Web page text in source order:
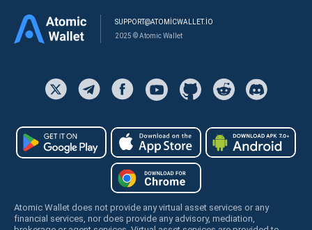
SUPPORT@ATOMICWALLET.IO
2025 © Atomic Wallet
Atomic Wallet does not provide any virtual asset services or any
financial services, nor does provide any advisory, mediation,